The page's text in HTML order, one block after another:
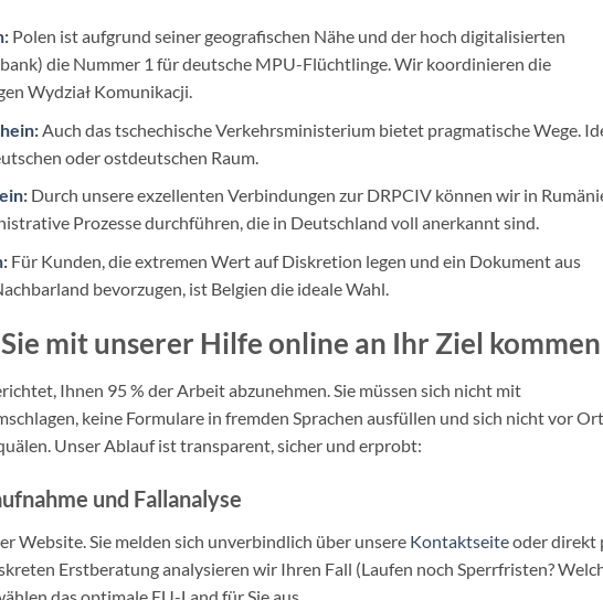
:Polen ist aufgrund seiner geografischen Nähe und der hoch digitalisierten
die Nummer 1 für deutsche MPU-Flüchtlinge. Wir koordinieren die
Wydział Komunikacji.
:Auch das tschechische Verkehrsministerium bietet pragmatische Wege.
oder ostdeutschen Raum.
:Durch unsere exzellenten Verbindungen zur DRPCIV können wir in
Prozesse durchführen, die in Deutschland voll anerkannt sind.
:Für Kunden, die extremen Wert auf Diskretion legen und ein Dokument aus
bevorzugen, ist Belgien die ideale Wahl.
mit unserer Hilfe online an Ihr Ziel kommen
Ihnen 95 % der Arbeit abzunehmen. Sie müssen sich nicht mit
keine Formulare in fremden Sprachen ausfüllen und sich nicht vor Ort
Unser Ablauf ist transparent, sicher und erprobt:
und Fallanalyse
Website. Sie melden sich unverbindlich über unsere Kontaktseiteoder direkt
Erstberatung analysieren wir Ihren Fall (Laufen noch Sperrfristen?